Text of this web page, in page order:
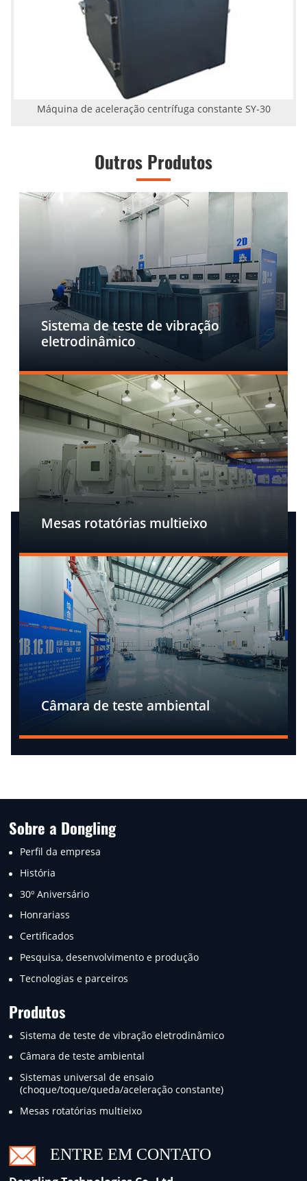
Máquina de aceleração centrífuga constante SY-30
Outros Produtos
Sistema de teste de vibração
eletrodinâmico
Mesas rotatórias multieixo
Câmara de teste ambiental
Sobre a Dongling
Perfil da empresa
História
30º Aniversário
Honrariass
Certificados
Pesquisa, desenvolvimento e produção
Tecnologias e parceiros
Produtos
Sistema de teste de vibração eletrodinâmico
Câmara de teste ambiental
Sistemas universal de ensaio
(choque/toque/queda/aceleração constante)
Mesas rotatórias multieixo
ENTRE EM CONTATO